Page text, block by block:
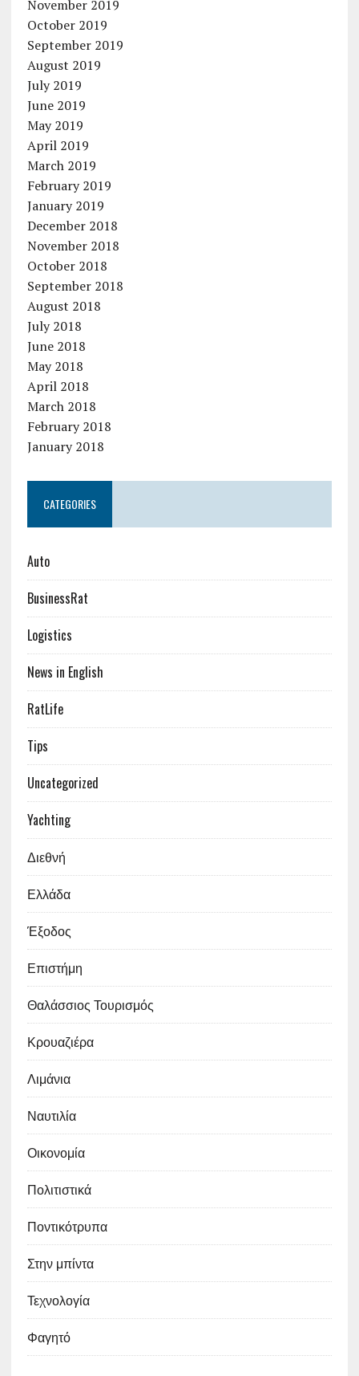
November 2019
October 2019
September 2019
August 2019
July 2019
June 2019
May 2019
April 2019
March 2019
February 2019
January 2019
December 2018
November 2018
October 2018
September 2018
August 2018
July 2018
June 2018
May 2018
April 2018
March 2018
February 2018
January 2018
CATEGORIES
Auto
BusinessRat
Logistics
News in English
RatLife
Tips
Uncategorized
Yachting
Διεθνή
Ελλάδα
Έξοδος
Επιστήμη
Θαλάσσιος Τουρισμός
Κρουαζιέρα
Λιμάνια
Ναυτιλία
Οικονομία
Πολιτιστικά
Ποντικότρυπα
Στην μπίντα
Τεχνολογία
Φαγητό